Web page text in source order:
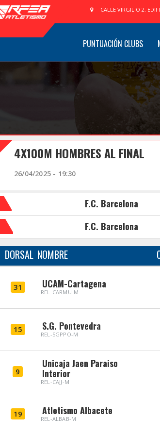
CALLE VIRGILIO 2.
PUNTUACIÓN CLUBS
4X100M HOMBRES AL FINAL
26/04/2025 - 19:30
F.C. Barcelona
F.C. Barcelona
DORSAL NOMBRE
31 UCAM-Cartagena
REL-CARMU-M
15 S.G. Pontevedra
REL-SGPPO-M
9
Unicaja Jaen Paraiso
Interior
REL-CAJJ-M
19 Atletismo Albacete
REL-ALBAB-M